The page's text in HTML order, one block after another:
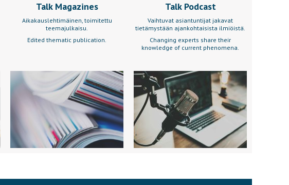
Talk Magazines
Aikakauslehtimäinen, toimitettu
teemajulkaisu.
Edited thematic publication.
Talk Podcast
Vaihtuvat asiantuntijat jakavat
tietämystään ajankohtaisista ilmiöistä.
Changing experts share their
knowledge of current phenomena.